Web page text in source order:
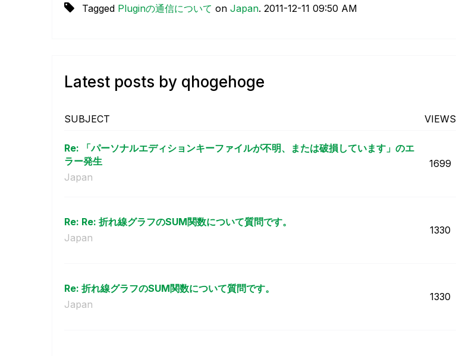
Tagged Pluginの通信について on Japan. ‎2011-12-11 09:50 AM
Latest posts by qhogehoge
SUBJECT VIEWS
Re: 「パーソナルエディションキーファイルが不明、または破損しています」のエ
ラー発生
Japan
1699
Re: Re: 折れ線グラフのSUM関数について質問です。
Japan
1330
Re: 折れ線グラフのSUM関数について質問です。
Japan
1330